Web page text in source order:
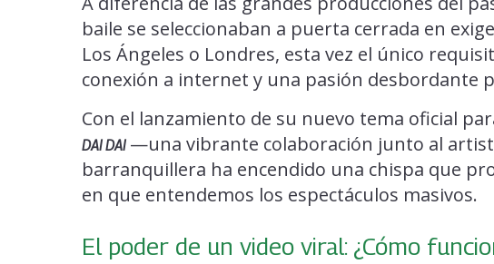
baile se seleccionaban a puerta cerrada en
Los Ángeles o Londres, esta vez el único
conexión a internet y una pasión desbordante
Con el lanzamiento de su nuevo tema oficial
DAI DAI—una vibrante colaboración junto al
barranquillera ha encendido una chispa que
en que entendemos los espectáculos masivos.
El poder de un video viral: ¿Cómo